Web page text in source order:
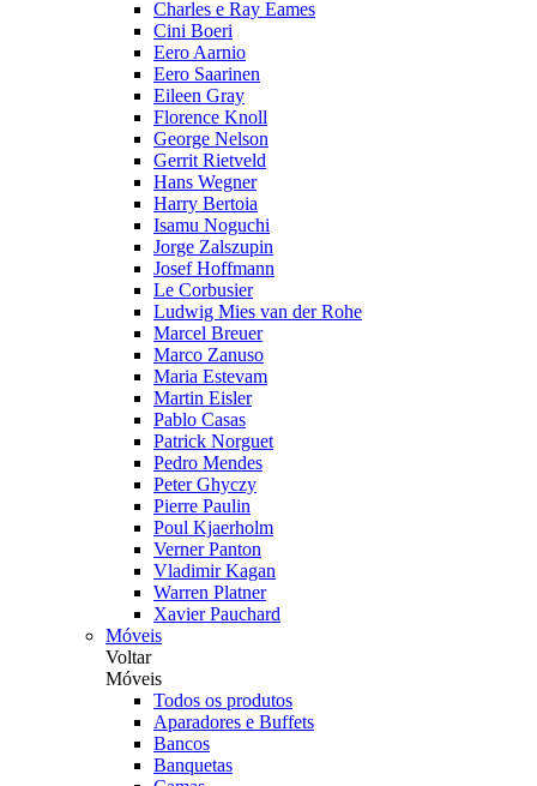
Charles e Ray Eames
Cini Boeri
Eero Aarnio
Eero Saarinen
Eileen Gray
Florence Knoll
George Nelson
Gerrit Rietveld
Hans Wegner
Harry Bertoia
Isamu Noguchi
Jorge Zalszupin
Josef Hoffmann
Le Corbusier
Ludwig Mies van der Rohe
Marcel Breuer
Marco Zanuso
Maria Estevam
Martin Eisler
Pablo Casas
Patrick Norguet
Pedro Mendes
Peter Ghyczy
Pierre Paulin
Poul Kjaerholm
Verner Panton
Vladimir Kagan
Warren Platner
Xavier Pauchard
Móveis
Voltar
Móveis
Todos os produtos
Aparadores e Buffets
Bancos
Banquetas